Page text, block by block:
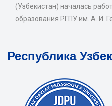
(Узбекистан) началась
образования РГПУ им. А. И.
Республика